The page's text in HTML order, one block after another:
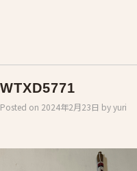
WTXD5771
Posted on 2024年2月23日 byyuri